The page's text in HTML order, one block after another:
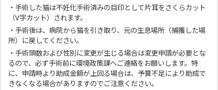
・手術した猫は不妊化手術済みの目印として片耳をさくらカット
（V字カット）されます。
・手術後は、病院から猫を引き取り、元の生息場所（捕獲した場
所）に戻してください。
・手術頭数および性別に変更が生じる場合は変更申請が必要とな
るので、必ず手術前に環境政策課へご連絡をお願いします。特
に、申請時より助成金額が上回る場合は、予算不足により助成で
きなくなる場合がありますのでご注意ください。